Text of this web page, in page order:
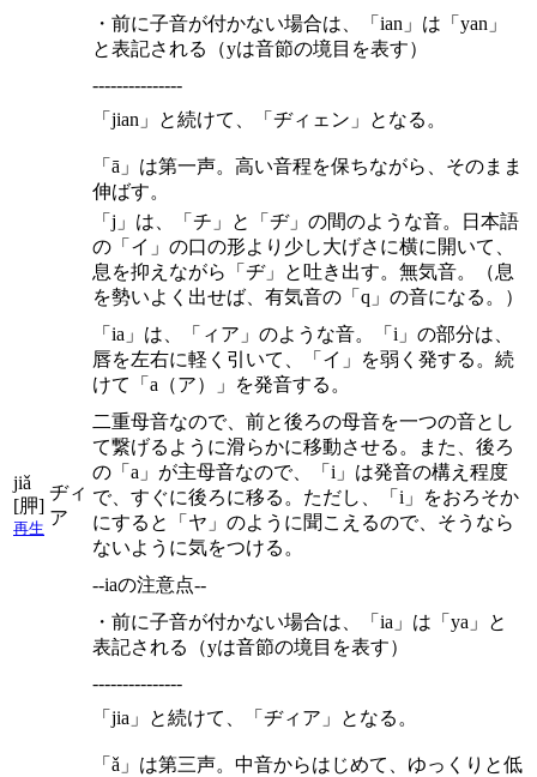
・前に子音が付かない場合は、「ian」は「yan」
と表記される（yは音節の境目を表す）
---------------
「jian」と続けて、「ヂィェン」となる。
「ā」は第一声。高い音程を保ちながら、そのまま
伸ばす。
jiǎ
[胛]
再生
ヂィ
ア
「j」は、「チ」と「ヂ」の間のような音。日本語
の「イ」の口の形より少し大げさに横に開いて、
息を抑えながら「ヂ」と吐き出す。無気音。（息
を勢いよく出せば、有気音の「q」の音になる。）
「ia」は、「ィア」のような音。「i」の部分は、
唇を左右に軽く引いて、「イ」を弱く発する。続
けて「a（ア）」を発音する。
二重母音なので、前と後ろの母音を一つの音とし
て繋げるように滑らかに移動させる。また、後ろ
の「a」が主母音なので、「i」は発音の構え程度
で、すぐに後ろに移る。ただし、「i」をおろそか
にすると「ヤ」のように聞こえるので、そうなら
ないように気をつける。
--iaの注意点--
・前に子音が付かない場合は、「ia」は「ya」と
表記される（yは音節の境目を表す）
---------------
「jia」と続けて、「ヂィア」となる。
「ǎ」は第三声。中音からはじめて、ゆっくりと低